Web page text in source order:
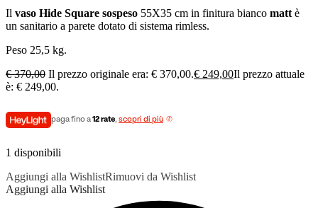
Il vaso Hide Square sospeso 55X35 cm in finitura bianco matt è
un sanitario a parete dotato di sistema rimless.
Peso 25,5 kg.
€370,00 Il prezzo originale era: € 370,00.€ 249,00Il prezzo attuale
è: € 249,00.
paga fino a12 rate, scopri di più
1 disponibili
Aggiungi alla WishlistRimuovi da Wishlist
Aggiungi alla Wishlist